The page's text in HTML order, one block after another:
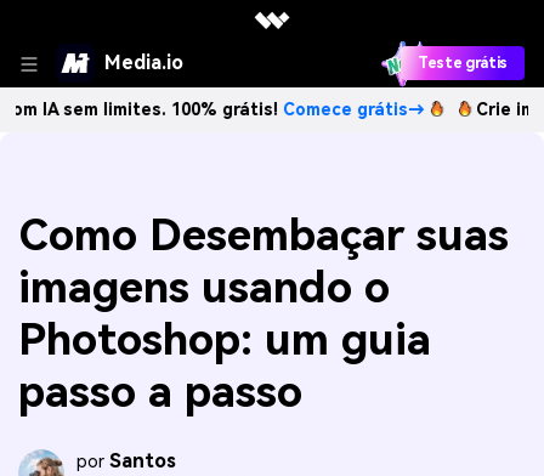
Media.io Teste grátis
limites. 100% grátis!Comece grátis→ Crie imagens com
Como Desembaçar suas
imagens usando o
Photoshop: um guia
passo a passo
por Santos